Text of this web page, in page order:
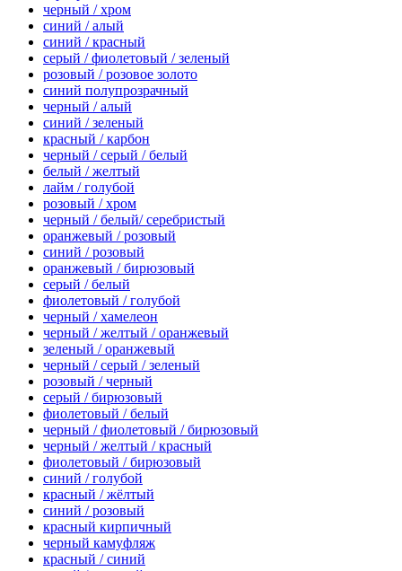
черный / хром
синий / алый
синий / красный
серый / фиолетовый / зеленый
розовый / розовое золото
синий полупрозрачный
черный / алый
синий / зеленый
красный / карбон
черный / серый / белый
белый / желтый
лайм / голубой
розовый / хром
черный / белый/ серебристый
оранжевый / розовый
синий / розовый
оранжевый / бирюзовый
серый / белый
фиолетовый / голубой
черный / хамелеон
черный / желтый / оранжевый
зеленый / оранжевый
черный / серый / зеленый
розовый / черный
серый / бирюзовый
фиолетовый / белый
черный / фиолетовый / бирюзовый
черный / желтый / красный
фиолетовый / бирюзовый
синий / голубой
красный / жёлтый
синий / розовый
красный кирпичный
черный камуфляж
красный / синий